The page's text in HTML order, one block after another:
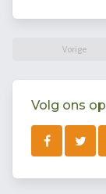
Vorige
Volg ons